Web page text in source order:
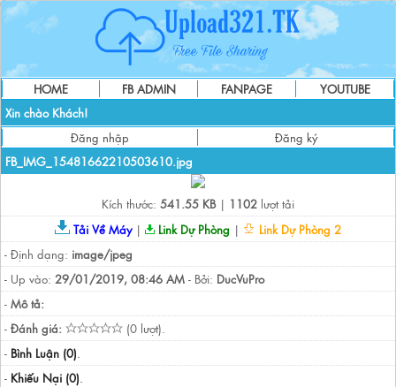
HOME FB ADMIN FANPAGE
YOUTUBE
Xin chào Khách!
Đăng nhập
Đăng ký
FB_IMG_15481662210503610.jpg
Kích thước: 541.55 KB| 1102 lượt tải
Tải Về Máy| Link Dự Phòng |
Link Dự Phòng 2
- Định dạng: image/jpeg
- Up vào: 29/01/2019, 08:46 AM - Bởi: DucVuPro
- Mô tả:
- Đánh giá:
(0 lượt).
- Bình Luận (0).
- Khiếu Nại (0).